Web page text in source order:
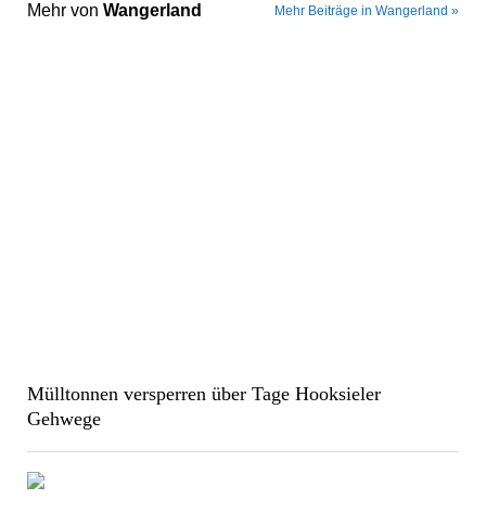
Mehr von Wangerland Mehr Beiträge in Wangerland »
Mülltonnen versperren über Tage Hooksieler
Gehwege